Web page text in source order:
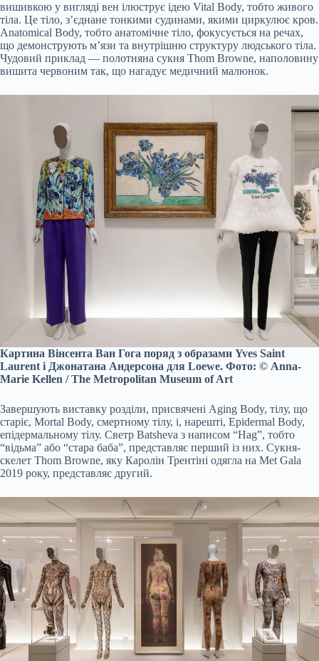
вишивкою у вигляді вен ілюструє ідею Vital Body, тобто живого
тіла. Це тіло, з’єднане тонкими судинами, якими циркулює кров.
Anatomical Body, тобто анатомічне тіло, фокусується на речах,
що демонструють м’язи та внутрішню структуру людського тіла.
Чудовий приклад — полотняна сукня Thom Browne, наполовину
вишита червоним так, що нагадує медичний малюнок.
Картина Вінсента Ван Гога поряд з образами Yves Saint
Laurent і Джонатана Андерсона для Loewe. Фото: © Anna-
Marie Kellen / The Metropolitan Museum of Art
Завершують виставку розділи, присвячені Aging Body, тілу, що
старіє, Mortal Body, смертному тілу, і, нарешті, Epidermal Body,
епідермальному тілу. Светр Batsheva з написом “Hag”, тобто
“відьма” або “стара баба”, представляє перший із них. Сукня-
скелет Thom Browne, яку Каролін Трентіні одягла на Met Gala
2019 року, представляє другий.